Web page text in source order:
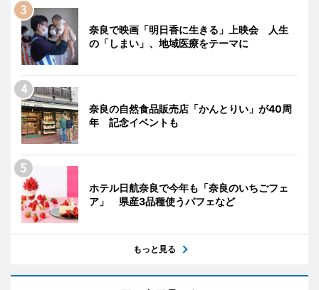
奈良で映画「明日香に生きる」上映会 人生
の「しまい」、地域医療をテーマに
奈良の自然食品販売店「かんとりい」が40周
年 記念イベントも
ホテル日航奈良で今年も「奈良のいちごフェ
ア」 県産3品種使うパフェなど
もっと見る